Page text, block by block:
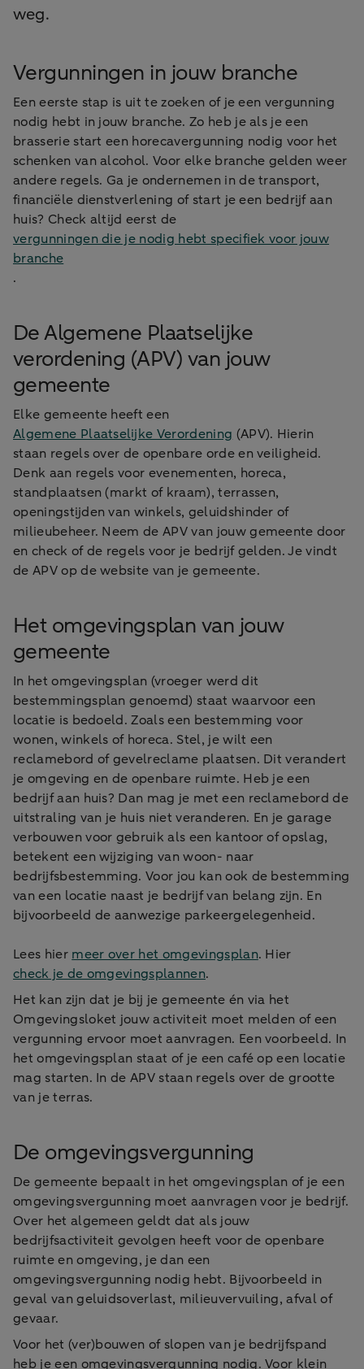
weg.
Vergunningen in jouw branche
Een eerste stap is uit te zoeken of je een vergunning
nodig hebt in jouw branche. Zo heb je als je een
brasserie start een horecavergunning nodig voor het
schenken van alcohol. Voor elke branche gelden weer
andere regels. Ga je ondernemen in de transport,
financiële dienstverlening of start je een bedrijf aan
huis? Check altijd eerst de
vergunningen die je nodig hebt specifiek voor jouw
branche
.
De Algemene Plaatselijke
verordening (APV) van jouw
gemeente
Elke gemeente heeft een
Algemene Plaatselijke Verordening (APV). Hierin
staan regels over de openbare orde en veiligheid.
Denk aan regels voor evenementen, horeca,
standplaatsen (markt of kraam), terrassen,
openingstijden van winkels, geluidshinder of
milieubeheer. Neem de APV van jouw gemeente door
en check of de regels voor je bedrijf gelden. Je vindt
de APV op de website van je gemeente.
Het omgevingsplan van jouw
gemeente
In het omgevingsplan (vroeger werd dit
bestemmingsplan genoemd) staat waarvoor een
locatie is bedoeld. Zoals een bestemming voor
wonen, winkels of horeca. Stel, je wilt een
reclamebord of gevelreclame plaatsen. Dit verandert
je omgeving en de openbare ruimte. Heb je een
bedrijf aan huis? Dan mag je met een reclamebord de
uitstraling van je huis niet veranderen. En je garage
verbouwen voor gebruik als een kantoor of opslag,
betekent een wijziging van woon- naar
bedrijfsbestemming. Voor jou kan ook de bestemming
van een locatie naast je bedrijf van belang zijn. En
bijvoorbeeld de aanwezige parkeergelegenheid.
Lees hier meer over het omgevingsplan. Hier
check je de omgevingsplannen.
Het kan zijn dat je bij je gemeente én via het
Omgevingsloket jouw activiteit moet melden of een
vergunning ervoor moet aanvragen. Een voorbeeld. In
het omgevingsplan staat of je een café op een locatie
mag starten. In de APV staan regels over de grootte
van je terras.
De omgevingsvergunning
De gemeente bepaalt in het omgevingsplan of je een
omgevingsvergunning moet aanvragen voor je bedrijf.
Over het algemeen geldt dat als jouw
bedrijfsactiviteit gevolgen heeft voor de openbare
ruimte en omgeving, je dan een
omgevingsvergunning nodig hebt. Bijvoorbeeld in
geval van geluidsoverlast, milieuvervuiling, afval of
gevaar.
Voor het (ver)bouwen of slopen van je bedrijfspand
heb je een omgevingsvergunning nodig. Voor klein